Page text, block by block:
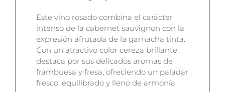
Este vino rosado combina el carácter
intenso de la cabernet sauvignon con la
expresión afrutada de la garnacha tinta.
Con un atractivo color cereza brillante,
destaca por sus delicados aromas de
frambuesa y fresa, ofreciendo un paladar
fresco, equilibrado y lleno de armonía.